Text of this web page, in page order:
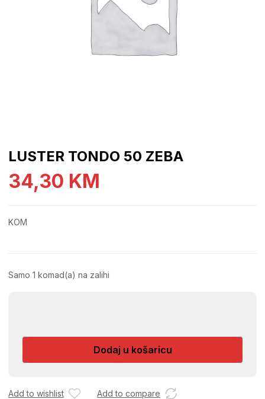
LUSTER TONDO 50 ZEBA
34,30 KM
KOM
Samo 1 komad(a) na zalihi
50
količina
Dodaj u košaricu
Add to wishlist Add to compare